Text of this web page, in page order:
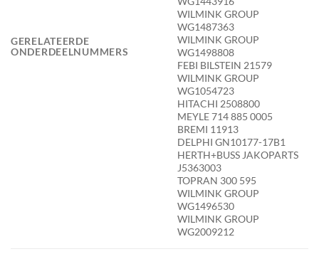
GERELATEERDE
ONDERDEELNUMMERS
WILMINK GROUP
WG1487363
WILMINK GROUP
WG1498808
FEBI BILSTEIN 21579
WILMINK GROUP
WG1054723
HITACHI 2508800
MEYLE 714 885 0005
BREMI 11913
DELPHI GN10177-17B1
HERTH+BUSS JAKOPARTS
J5363003
TOPRAN 300 595
WILMINK GROUP
WG1496530
WILMINK GROUP
WG2009212